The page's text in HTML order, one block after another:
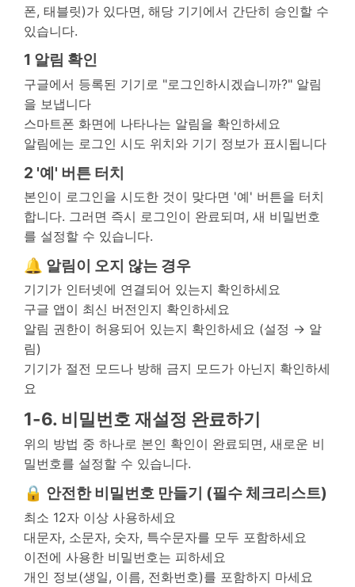
폰, 태블릿)가 있다면, 해당 기기에서 간단히 승인할 수
있습니다.
1 알림 확인
구글에서 등록된 기기로 "로그인하시겠습니까?" 알림
을 보냅니다
스마트폰 화면에 나타나는 알림을 확인하세요
알림에는 로그인 시도 위치와 기기 정보가 표시됩니다
2 '예' 버튼 터치
본인이 로그인을 시도한 것이 맞다면 '예' 버튼을 터치
합니다. 그러면 즉시 로그인이 완료되며, 새 비밀번호
를 설정할 수 있습니다.
🔔 알림이 오지 않는 경우
기기가 인터넷에 연결되어 있는지 확인하세요
구글 앱이 최신 버전인지 확인하세요
알림 권한이 허용되어 있는지 확인하세요 (설정 → 알
림)
기기가 절전 모드나 방해 금지 모드가 아닌지 확인하세
요
1-6. 비밀번호 재설정 완료하기
위의 방법 중 하나로 본인 확인이 완료되면, 새로운 비
밀번호를 설정할 수 있습니다.
🔒 안전한 비밀번호 만들기 (필수 체크리스트)
최소 12자 이상 사용하세요
대문자, 소문자, 숫자, 특수문자를 모두 포함하세요
이전에 사용한 비밀번호는 피하세요
개인 정보(생일, 이름, 전화번호)를 포함하지 마세요